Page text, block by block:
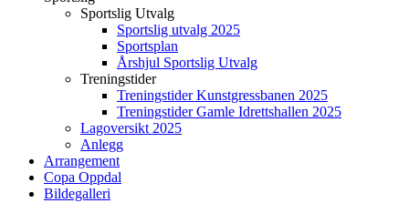
Sportslig Utvalg
Sportslig utvalg 2025
Sportsplan
Årshjul Sportslig Utvalg
Treningstider
Treningstider Kunstgressbanen 2025
Treningstider Gamle Idrettshallen 2025
Lagoversikt 2025
Anlegg
Arrangement
Copa Oppdal
Bildegalleri